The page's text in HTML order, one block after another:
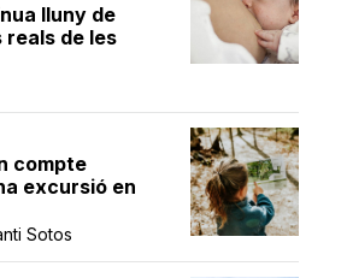
lluny de
de les
compte
excursió en
Sotos